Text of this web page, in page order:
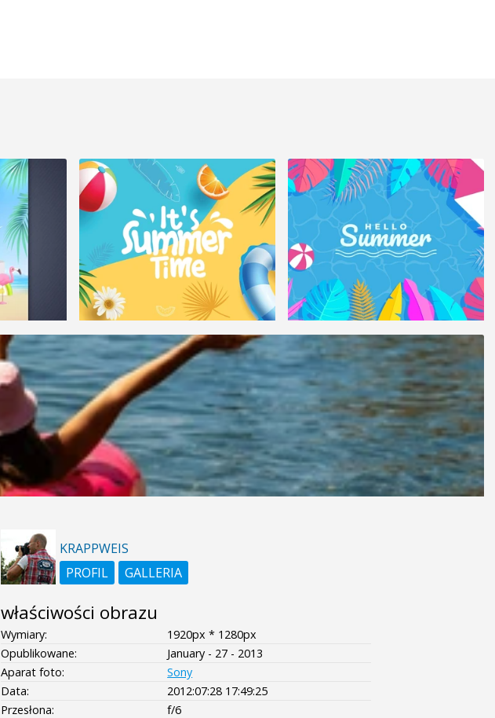
KRAPPWEIS
PROFIL
GALLERIA
właściwości obrazu
Wymiary:
1920px * 1280px
Opublikowane:
January - 27 - 2013
Aparat foto:
Sony
Data:
2012:07:28 17:49:25
Przesłona:
f/6